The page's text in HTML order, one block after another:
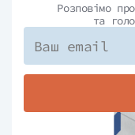
Розповімо
та